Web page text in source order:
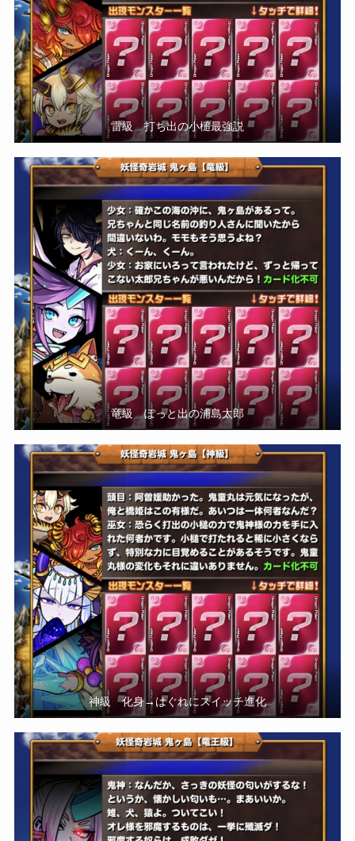
雷級 打ち出の小槌最強説
竜級 ぽっと出の浦島太郎
神級 化身→はぐれにスイッチ進化